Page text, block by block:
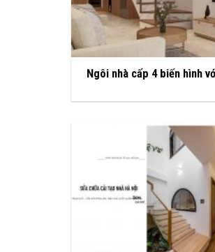
Ngôi nhà cấp 4 biến hình